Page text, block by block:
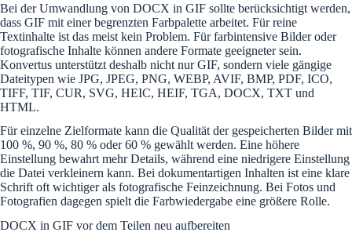
Bei der Umwandlung von DOCX in GIF sollte berücksichtigt werden,
dass GIF mit einer begrenzten Farbpalette arbeitet. Für reine
Textinhalte ist das meist kein Problem. Für farbintensive Bilder oder
fotografische Inhalte können andere Formate geeigneter sein.
Konvertus unterstützt deshalb nicht nur GIF, sondern viele gängige
Dateitypen wie JPG, JPEG, PNG, WEBP, AVIF, BMP, PDF, ICO,
TIFF, TIF, CUR, SVG, HEIC, HEIF, TGA, DOCX, TXT und
HTML.
Für einzelne Zielformate kann die Qualität der gespeicherten Bilder mit
100 %, 90 %, 80 % oder 60 % gewählt werden. Eine höhere
Einstellung bewahrt mehr Details, während eine niedrigere Einstellung
die Datei verkleinern kann. Bei dokumentartigen Inhalten ist eine klare
Schrift oft wichtiger als fotografische Feinzeichnung. Bei Fotos und
Fotografien dagegen spielt die Farbwiedergabe eine größere Rolle.
DOCX in GIF vor dem Teilen neu aufbereiten